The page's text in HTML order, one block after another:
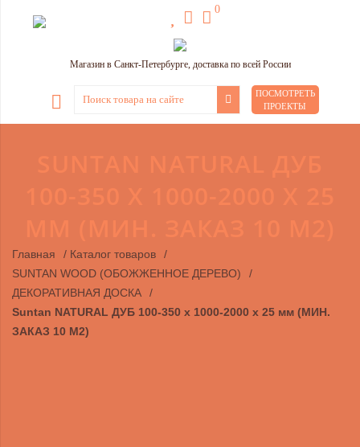
0
Магазин в Санкт-Петербурге, доставка по всей России
ПОСМОТРЕТЬ
ПРОЕКТЫ
Главная / Каталог товаров
/
SUNTAN WOOD (ОБОЖЖЕННОЕ ДЕРЕВО)
/
ДЕКОРАТИВНАЯ ДОСКА
/
Suntan NATURAL ДУБ 100-350 x 1000-2000 x 25 мм (МИН.
ЗАКАЗ 10 М2)